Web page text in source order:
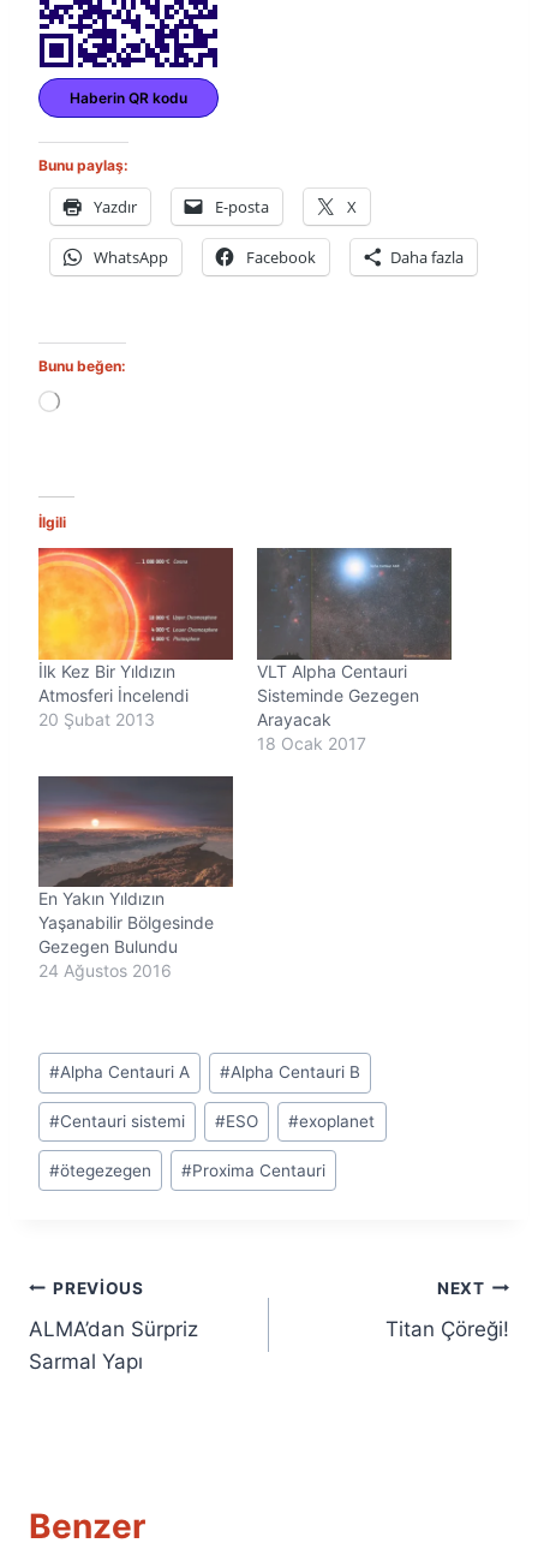
Haberin QR kodu
Bunu paylaş:
Yazdır E-posta X
WhatsApp Facebook Daha fazla
Bunu beğen:
Y
n
y
İlgili
İlk Kez Bir Yıldızın
Atmosferi İncelendi
20 Şubat 2013
VLT Alpha Centauri
Sisteminde Gezegen
Arayacak
18 Ocak 2017
En Yakın Yıldızın
Yaşanabilir Bölgesinde
Gezegen Bulundu
24 Ağustos 2016
Post
Tags:
#Alpha Centauri A #Alpha Centauri B
#Centauri sistemi #ESO #exoplanet
#ötegezegen #Proxima Centauri
Yazı
gezinmesi
PREVIOUS
ALMA’dan Sürpriz
Sarmal Yapı
NEXT
Titan Çöreği!
Benzer